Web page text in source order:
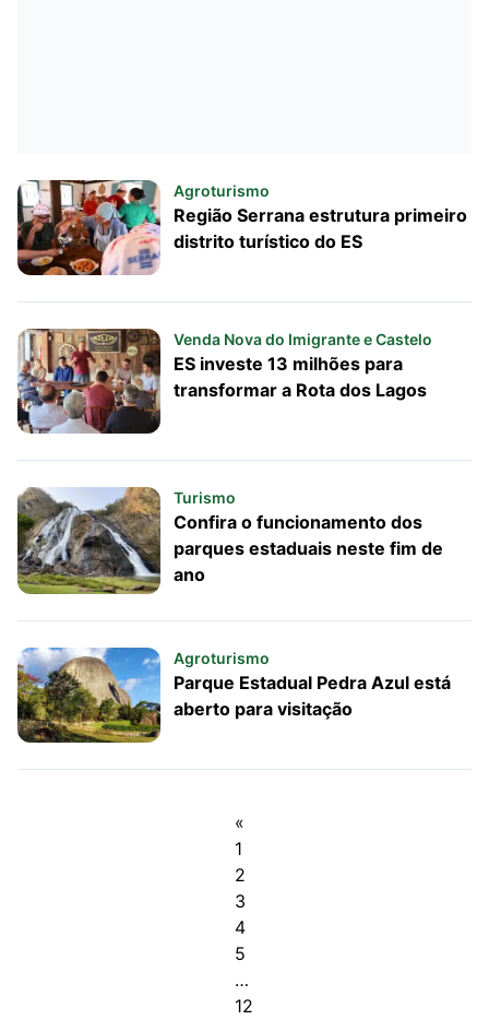
Agroturismo
Região Serrana estrutura primeiro
distrito turístico do ES
Venda Nova do Imigrante e Castelo
ES investe 13 milhões para
transformar a Rota dos Lagos
Turismo
Confira o funcionamento dos
parques estaduais neste fim de
ano
Agroturismo
Parque Estadual Pedra Azul está
aberto para visitação
«
1
2
3
4
5
…
12